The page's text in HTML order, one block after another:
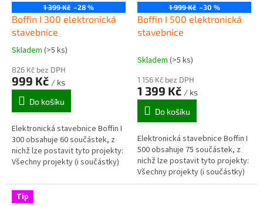
1 399 Kč –28 %
Boffin I 300 elektronická
stavebnice
Průměrné
produktu
je
5,0
hvězdiček.
Skladem (>5 ks)
826 Kč bez DPH
999 Kč / ks
Do košíku
Elektronická stavebnice Boffin I
300 obsahuje 60 součástek, z
nichž lze postavit tyto projekty:
Všechny projekty (i součástky)
-...
1 999 Kč –30 %
Boffin I 500 elektronická
stavebnice
Skladem (>5 ks)
1 156 Kč bez DPH
1 399 Kč / ks
Do košíku
Elektronická stavebnice Boffin I
500 obsahuje 75 součástek, z
nichž lze postavit tyto projekty:
Všechny projekty (i součástky)
ze stavebnic Boffin I 100, Boffin I
Tip